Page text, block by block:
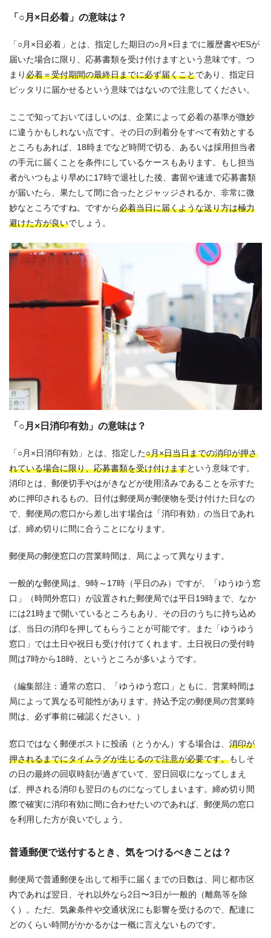
「○月×日必着」の意味は？
「○月×日必着」とは、指定した期日の○月×日までに履歴書やESが
届いた場合に限り、応募書類を受け付けますという意味です。つ
まり必着＝受付期間の最終日までに必ず届くことであり、指定日
ピッタリに届かせるという意味ではないので注意してください。
ここで知っておいてほしいのは、企業によって必着の基準が微妙
に違うかもしれない点です。その日の到着分をすべて有効とする
ところもあれば、18時までなど時間で切る、あるいは採用担当者
の手元に届くことを条件にしているケースもあります。もし担当
者がいつもより早めに17時で退社した後、書留や速達で応募書類
が届いたら、果たして間に合ったとジャッジされるか、非常に微
妙なところですね。ですから必着当日に届くような送り方は極力
避けた方が良いでしょう。
「○月×日消印有効」の意味は？
「○月×日消印有効」とは、指定した○月×日当日までの消印が押さ
れている場合に限り、応募書類を受け付けますという意味です。
消印とは、郵便切手やはがきなどが使用済みであることを示すた
めに押印されるもの。日付は郵便局が郵便物を受け付けた日なの
で、郵便局の窓口から差し出す場合は「消印有効」の当日であれ
ば、締め切りに間に合うことになります。
郵便局の郵便窓口の営業時間は、局によって異なります。
一般的な郵便局は、9時～17時（平日のみ）ですが、「ゆうゆう窓
口」（時間外窓口）が設置された郵便局では平日19時まで、なか
には21時まで開いているところもあり、その日のうちに持ち込め
ば、当日の消印を押してもらうことが可能です。また「ゆうゆう
窓口」では土日や祝日も受け付けてくれます。土日祝日の受付時
間は7時から18時、というところが多いようです。
（編集部注：通常の窓口、「ゆうゆう窓口」ともに、営業時間は
局によって異なる可能性があります。持込予定の郵便局の営業時
間は、必ず事前に確認ください。）
窓口ではなく郵便ポストに投函（とうかん）する場合は、 消印が
押されるまでにタイムラグが生じるので注意が必要です。もしそ
の日の最終の回収時刻が過ぎていて、翌日回収になってしまえ
ば、押される消印も翌日のものになってしまいます。締め切り間
際で確実に消印有効に間に合わせたいのであれば、郵便局の窓口
を利用した方が良いでしょう。
普通郵便で送付するとき、気をつけるべきことは？
郵便局で普通郵便を出して相手に届くまでの日数は、同じ都市区
内であれば翌日、それ以外なら2日〜3日が一般的（離島等を除
く）。ただ、気象条件や交通状況にも影響を受けるので、配達に
どのくらい時間がかかるかは一概に言えないものです。